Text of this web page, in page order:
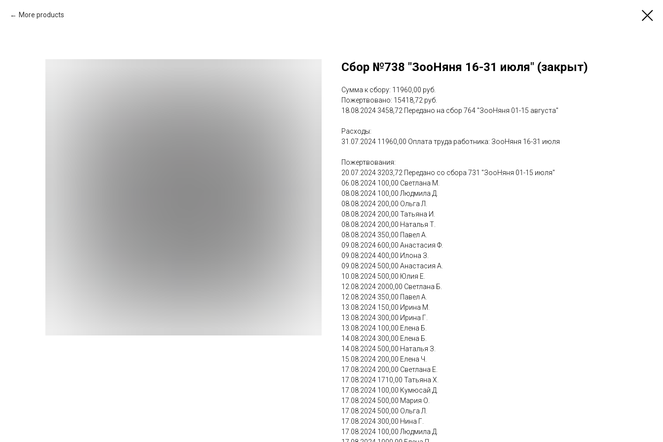
More products
Сбор №738 "ЗооНяня 16-31 июля" (закрыт)
Сумма к сбору: 11960,00 руб.
Пожертвовано: 15418,72 руб.
18.08.2024 3458,72 Передано на сбор 764 "ЗооНяня 01-15 августа"
Расходы:
31.07.2024 11960,00 Оплата труда работника: ЗооНяня 16-31 июля
Пожертвования:
20.07.2024 3203,72 Передано со сбора 731 "ЗооНяня 01-15 июля"
06.08.2024 100,00 Светлана М.
08.08.2024 100,00 Людмила Д.
08.08.2024 200,00 Ольга Л.
08.08.2024 200,00 Татьяна И.
08.08.2024 200,00 Наталья Т.
08.08.2024 350,00 Павел А.
09.08.2024 600,00 Анастасия Ф.
09.08.2024 400,00 Илона З.
09.08.2024 500,00 Анастасия А.
10.08.2024 500,00 Юлия Е.
12.08.2024 2000,00 Светлана Б.
12.08.2024 350,00 Павел А.
13.08.2024 150,00 Ирина М.
13.08.2024 300,00 Ирина Г.
13.08.2024 100,00 Елена Б.
14.08.2024 300,00 Елена Б.
14.08.2024 500,00 Наталья З.
15.08.2024 200,00 Елена Ч.
17.08.2024 200,00 Светлана Е.
17.08.2024 1710,00 Татьяна Х.
17.08.2024 100,00 Кумюсай Д.
17.08.2024 500,00 Мария О.
17.08.2024 500,00 Ольга Л.
17.08.2024 300,00 Нина Г.
17.08.2024 100,00 Людмила Д.